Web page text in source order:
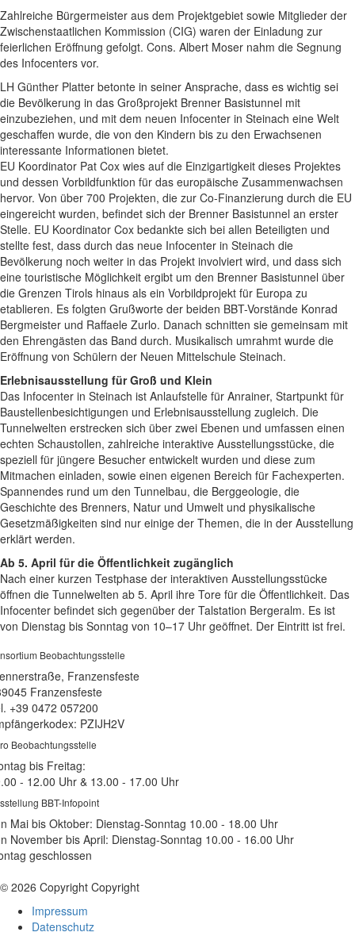
Zahlreiche Bürgermeister aus dem Projektgebiet sowie Mitglieder der
Zwischenstaatlichen Kommission (CIG) waren der Einladung zur
feierlichen Eröffnung gefolgt. Cons. Albert Moser nahm die Segnung
des Infocenters vor.
LH Günther Platter betonte in seiner Ansprache, dass es wichtig sei
die Bevölkerung in das Großprojekt Brenner Basistunnel mit
einzubeziehen, und mit dem neuen Infocenter in Steinach eine Welt
geschaffen wurde, die von den Kindern bis zu den Erwachsenen
interessante Informationen bietet.
EU Koordinator Pat Cox wies auf die Einzigartigkeit dieses Projektes
und dessen Vorbildfunktion für das europäische Zusammenwachsen
hervor. Von über 700 Projekten, die zur Co-Finanzierung durch die EU
eingereicht wurden, befindet sich der Brenner Basistunnel an erster
Stelle. EU Koordinator Cox bedankte sich bei allen Beteiligten und
stellte fest, dass durch das neue Infocenter in Steinach die
Bevölkerung noch weiter in das Projekt involviert wird, und dass sich
eine touristische Möglichkeit ergibt um den Brenner Basistunnel über
die Grenzen Tirols hinaus als ein Vorbildprojekt für Europa zu
etablieren. Es folgten Grußworte der beiden BBT-Vorstände Konrad
Bergmeister und Raffaele Zurlo. Danach schnitten sie gemeinsam mit
den Ehrengästen das Band durch. Musikalisch umrahmt wurde die
Eröffnung von Schülern der Neuen Mittelschule Steinach.
Erlebnisausstellung für Groß und Klein
Das Infocenter in Steinach ist Anlaufstelle für Anrainer, Startpunkt für
Baustellenbesichtigungen und Erlebnisausstellung zugleich. Die
Tunnelwelten erstrecken sich über zwei Ebenen und umfassen einen
echten Schaustollen, zahlreiche interaktive Ausstellungsstücke, die
speziell für jüngere Besucher entwickelt wurden und diese zum
Mitmachen einladen, sowie einen eigenen Bereich für Fachexperten.
Spannendes rund um den Tunnelbau, die Berggeologie, die
Geschichte des Brenners, Natur und Umwelt und physikalische
Gesetzmäßigkeiten sind nur einige der Themen, die in der Ausstellung
erklärt werden.
Ab 5. April für die Öffentlichkeit zugänglich
Nach einer kurzen Testphase der interaktiven Ausstellungsstücke
öffnen die Tunnelwelten ab 5. April ihre Tore für die Öffentlichkeit. Das
Infocenter befindet sich gegenüber der Talstation Bergeralm. Es ist
von Dienstag bis Sonntag von 10–17 Uhr geöffnet. Der Eintritt ist frei.
Beobachtungsstelle
Franzensfeste
Franzensfeste
+39 0472 057200
PZIJH2V
Beobachtungsstelle
bis Freitag:
- 12.00 Uhr & 13.00 - 17.00 Uhr
BBT-Infopoint
Mai bis Oktober: Dienstag-Sonntag 10.00 - 18.00 Uhr
November bis April: Dienstag-Sonntag 10.00 - 16.00 Uhr
geschlossen
© 2026 Copyright Copyright
Impressum
Datenschutz